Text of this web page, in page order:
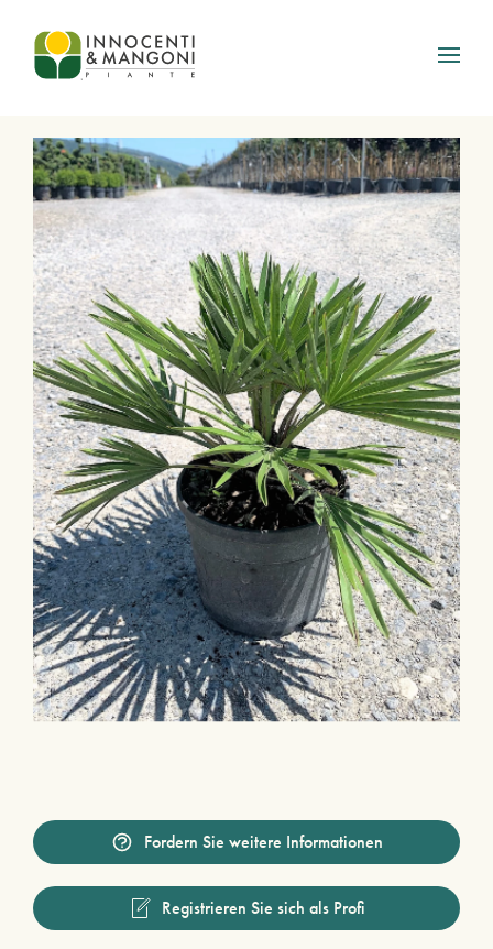
Skip to main content
Fordern Sie weitere Informationen
Registrieren Sie sich als Profi